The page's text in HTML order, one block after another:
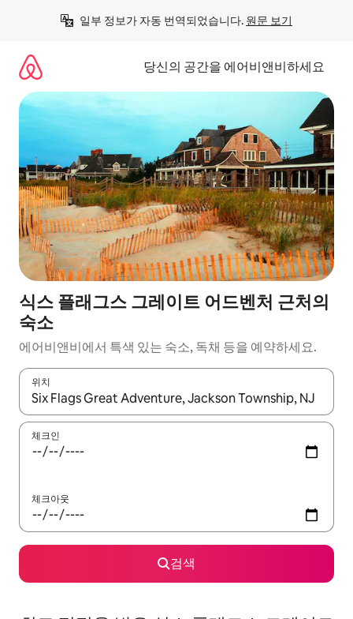
일부 정보가 자동 번역되었습니다. 원문 보기
당신의 공간을 에어비앤비하세요
식스 플래그스 그레이트 어드벤처 근처의
숙소
에어비앤비에서 특색 있는 숙소, 독채 등을 예약하세요.
위치
결과가 나오면 위·아래 화살표 키를 사용하거나 터치 또는 스와이
체크인
체크아웃
검색